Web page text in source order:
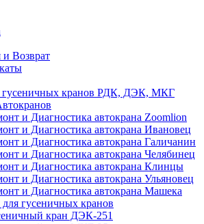
и Возврат
гусеничных кранов РДК, ДЭК, МКГ
и Диагностика автокрана Zoomlion
и Диагностика автокрана Ивановец
и Диагностика автокрана Галичанин
и Диагностика автокрана Челябинец
и Диагностика автокрана Клинцы
и Диагностика автокрана Ульяновец
и Диагностика автокрана Машека
для гусеничных кранов
кран ДЭК-251